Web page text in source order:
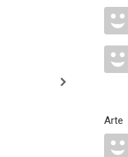
Arte